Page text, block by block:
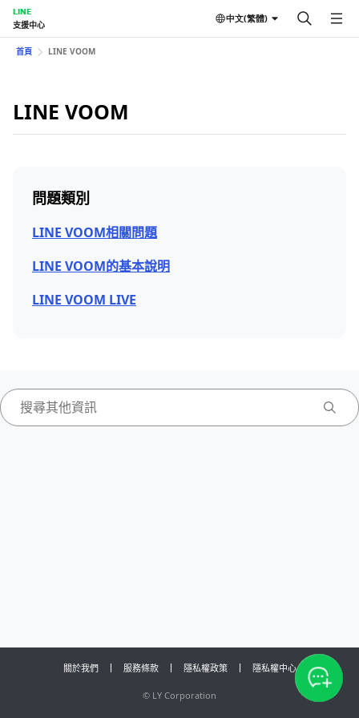
LINE
支援中心
中文(繁體)
首頁 LINE VOOM
LINE VOOM
問題類別
LINE VOOM相關問題
LINE VOOM的基本說明
LINE VOOM LIVE
關於我們 服務條款 隱私權政策 隱私權中心
© LY Corporation